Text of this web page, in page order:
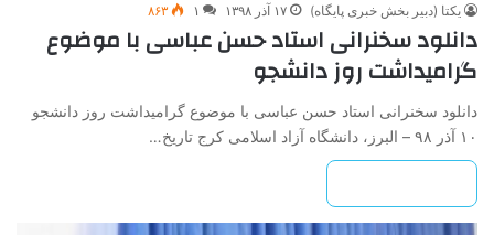
یکتا (دبیر بخش خبری پایگاه) ۱۷ آذر ۱۳۹۸ ۱ ۸۶۳
دانلود سخنرانی استاد حسن عباسی با موضوع
گرامیداشت روز دانشجو
دانلود سخنرانی استاد حسن عباسی با موضوع گرامیداشت روز دانشجو
۱۰ آذر ۹۸ – البرز، دانشگاه آزاد اسلامی کرج تاریخ…